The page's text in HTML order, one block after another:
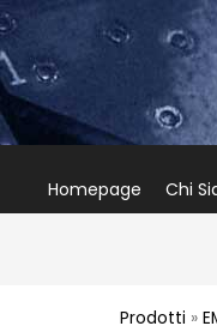
Homepage Chi
Prodotti »